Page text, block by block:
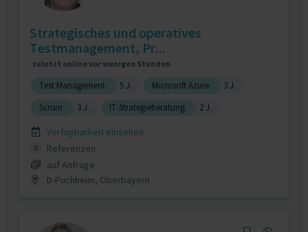
Strategisches und operatives
Testmanagement, Pr...
zuletzt online vor wenigen Stunden
Test Management 5 J. Microsoft Azure
3 J.
Scrum
3 J. IT-Strategieberatung 2 J.
Verfügbarkeit einsehen
0
Referenzen
auf Anfrage
D-Puchheim, Oberbayern